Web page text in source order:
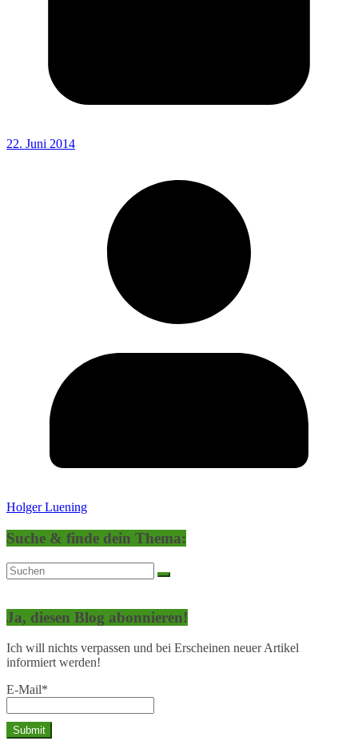
22. Juni 2014
Holger Luening
Suche & finde dein Thema:
Ja, diesen Blog abonnieren!
Ich will nichts verpassen und bei Erscheinen neuer Artikel
informiert werden!
E-Mail*